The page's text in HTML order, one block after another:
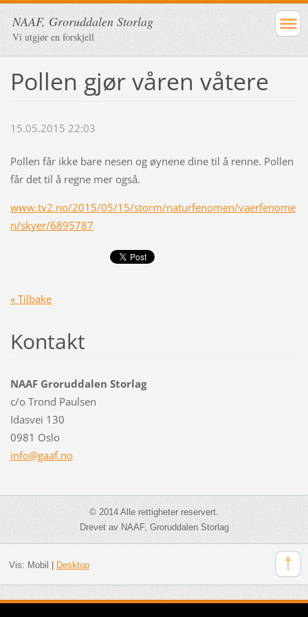
NAAF, Groruddalen Storlag
Vi utgjør en forskjell
Pollen gjør våren våtere
15.05.2015 22:03
Pollen får ikke bare nesen og øynene dine til å renne. Pollen
får det til å regne mer også.
www.tv2.no/2015/05/15/storm/naturfenomen/vaerfenome
n/skyer/6895787
« Tilbake
Kontakt
NAAF Groruddalen Storlag
c/o Trond Paulsen
Idasvei 130
0981 Oslo
info@gaaf.no
© 2014 Alle rettigheter reservert.
Drevet av NAAF, Groruddalen Storlag
Vis: Mobil Desktop